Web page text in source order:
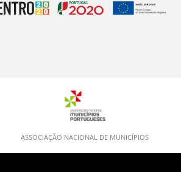
ASSOCIAÇÃO NACIONAL DE MUNICÍPIOS